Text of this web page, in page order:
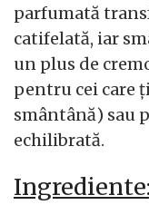
parfumată
catifelată, iar
un plus de
pentru cei care
smântână) sau
echilibrată.
Ingrediente: